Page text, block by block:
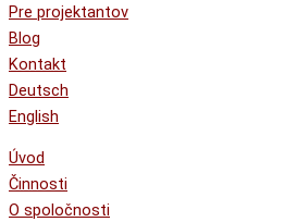
Pre projektantov
Blog
Kontakt
Deutsch
English
Úvod
Činnosti
O spoločnosti